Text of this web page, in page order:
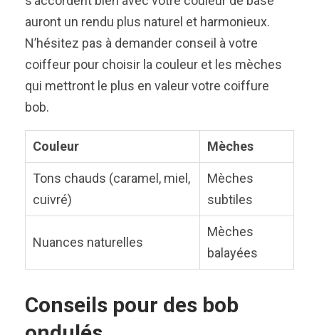
auront un rendu plus naturel et harmonieux.
N’hésitez pas à demander conseil à votre
coiffeur pour choisir la couleur et les mèches
qui mettront le plus en valeur votre coiffure
bob.
Couleur Mèches
Tons chauds (caramel, miel,
cuivré)
Mèches
subtiles
Nuances naturelles
Mèches
balayées
Conseils pour des bob